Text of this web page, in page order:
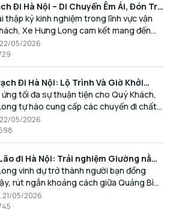
Đi Hà Nội – Di Chuyển Êm Ái, Đón Trả
Xe Hưng Long
thập kỷ kinh nghiệm trong lĩnh vực vận
Xe Hưng Long cam kết mang đến
một hành trình di chuyển trọn vẹn,
đúng giờ.
05/2026
Đi Hà Nội: Lộ Trình Và Giờ Khởi
Xe Hưng Long
ứng tối đa sự thuận tiện cho Quý Khách,
tự hào cung cấp các chuyến đi chất
an toàn với lịch trình linh hoạt mỗi ngày.
05/2026
đi Hà Nội: Trải nghiệm Giường nằm
trả Tận nơi
vinh dự trở thành người bạn đồng
rút ngắn khoảng cách giữa Quảng Bình
chất lượng dịch vụ chuẩn mực.
21/05/2026